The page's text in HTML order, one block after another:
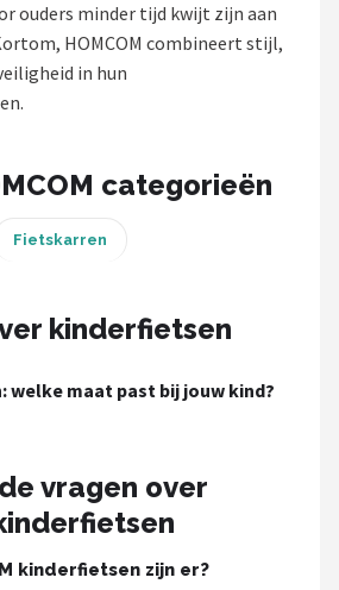
ouders minder tijd kwijt zijn aan
HOMCOM combineert stijl,
in hun
categorieën
Fietskarren
kinderfietsen
welke maat past bij jouw kind?
vragen over
kinderfietsen zijn er?